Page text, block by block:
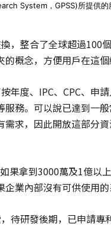
System，GPSS)所提供的
，整合了全球超過100
概念，方便用戶在這個
年度、IPC、CPC、申
務。可以說已達到一
求，因此開放這部分
果拿到3000萬及1億以
業內部沒有可供使用
待研發後期，已申請